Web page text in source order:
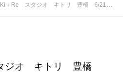
Re スタジオ キトリ 豊橋 6/21(土）11:00 OPEN
ジオ キトリ 豊橋